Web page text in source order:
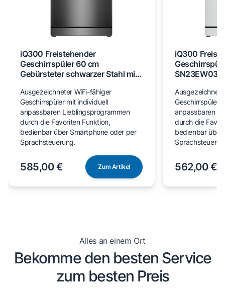
iQ300 Freistehender
Geschirrspüler 60 cm
Gebürsteter schwarzer Stahl mit
Ausgezeichneter WiFi-fähiger
Geschirrspüler mit individuell
anpassbaren Lieblingsprogrammen
durch die Favoriten Funktion,
bedienbar über Smartphone oder per
Sprachsteuerung.
585,00 € Zum Artikel
iQ300
Geschirrspüler
anpassbaren
durch die
bedienbar über
562,00 €
Alles an einem Ort
Bekomme den besten Service
zum besten Preis